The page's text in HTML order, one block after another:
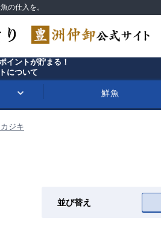
の仕入を。
イントが貯まる！
について
鮮魚
ジキ
並び替え